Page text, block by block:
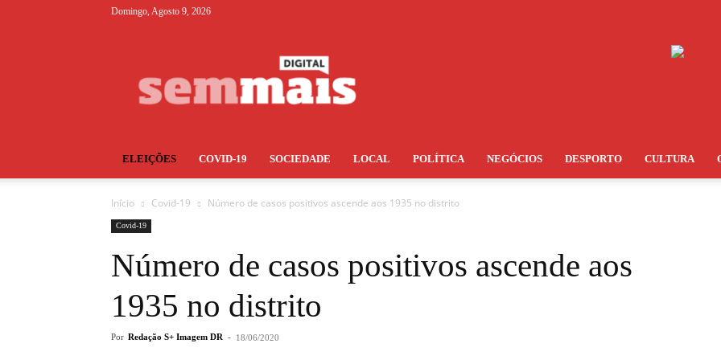
Domingo, Agosto 9, 2026
ELEIÇÕES COVID-19 SOCIEDADE LOCAL POLÍTICA NEGÓCIOS DESPORTO CULTURA
Início Covid-19 Número de casos positivos ascende aos 1935 no distrito
Covid-19
Número de casos positivos ascende aos
1935 no distrito
Por Redação S+ Imagem DR - 18/06/2020